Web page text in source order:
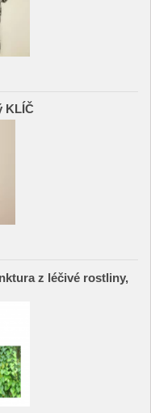
KLÍČ
z léčivé rostliny,